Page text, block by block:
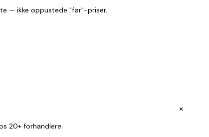
— ikke oppustede "før"-priser.
+
20+ forhandlere.